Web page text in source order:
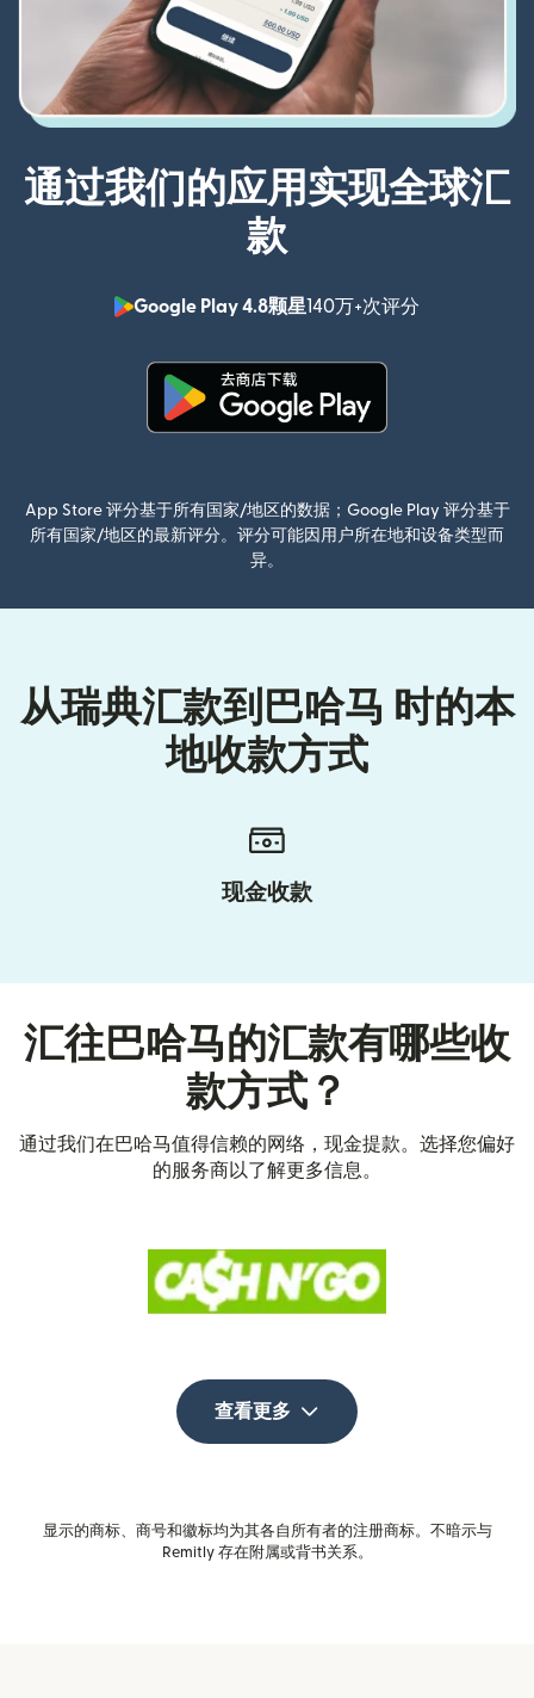
通过我们的应用实现全球汇
款
Google Play 4.8颗星140万+次评分
App Store 评分基于所有国家/地区的数据；Google Play 评分基于
所有国家/地区的最新评分。评分可能因用户所在地和设备类型而
异。
从瑞典汇款到巴哈马 时的本
地收款方式
现金收款
汇往巴哈马的汇款有哪些收
款方式？
通过我们在巴哈马值得信赖的网络，现金提款。选择您偏好
的服务商以了解更多信息。
查看更多
显示的商标、商号和徽标均为其各自所有者的注册商标。不暗示与
Remitly 存在附属或背书关系。